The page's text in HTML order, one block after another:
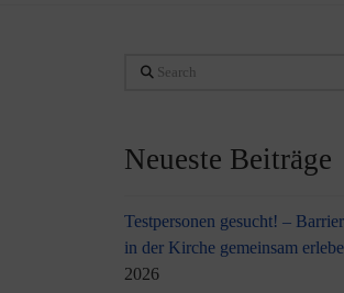
Search
Neueste Beiträge
Testpersonen gesucht! –
in der Kirche gemeinsam
2026